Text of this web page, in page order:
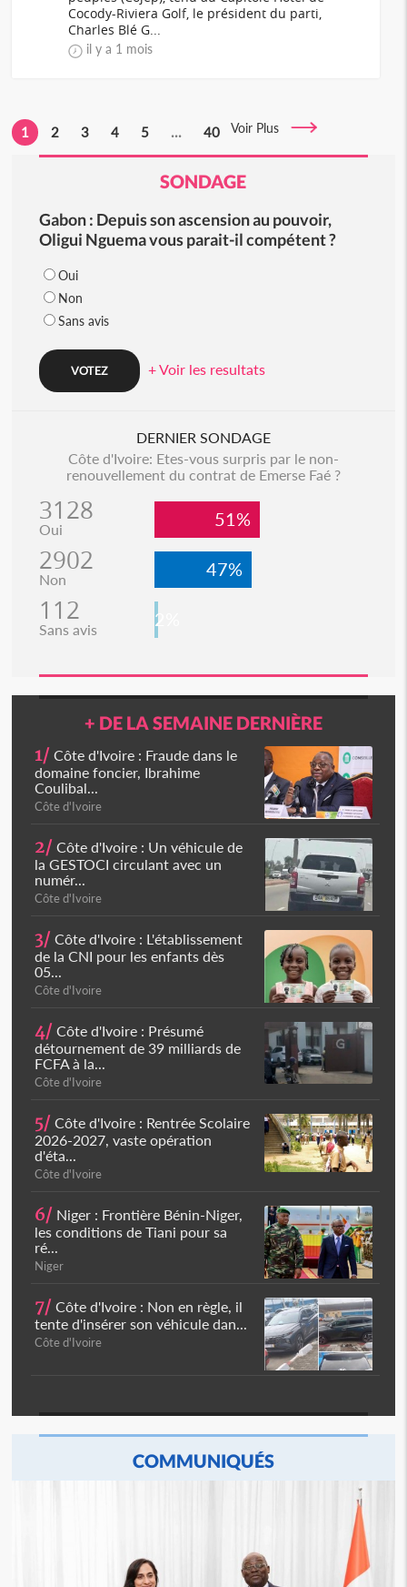
Cocody-Riviera Golf, le président du parti,
Charles Blé G...
il y a 1 mois
1 2 3 4 5 ... 40 Voir Plus
SONDAGE
Gabon : Depuis son ascension au pouvoir,
Oligui Nguema vous parait-il compétent ?
Oui
Non
Sans avis
+ Voir les resultats
DERNIER SONDAGE
Côte d'Ivoire: Etes-vous surpris par le non-
renouvellement du contrat de Emerse Faé ?
3128
Oui 51%
2902
Non 47%
112
Sans avis 2%
+ DE LA SEMAINE DERNIÈRE
1/ Côte d'Ivoire : Fraude dans le
domaine foncier, Ibrahime
Coulibal...
Côte d'Ivoire
2/ Côte d'Ivoire : Un véhicule de
la GESTOCI circulant avec un
numér...
Côte d'Ivoire
3/ Côte d'Ivoire : L'établissement
de la CNI pour les enfants dès
05...
Côte d'Ivoire
4/ Côte d'Ivoire : Présumé
détournement de 39 milliards de
FCFA à la...
Côte d'Ivoire
5/ Côte d'Ivoire : Rentrée Scolaire
2026-2027, vaste opération
d'éta...
Côte d'Ivoire
6/ Niger : Frontière Bénin-Niger,
les conditions de Tiani pour sa
ré...
Niger
7/ Côte d'Ivoire : Non en règle, il
tente d'insérer son véhicule dan...
Côte d'Ivoire
COMMUNIQUÉS